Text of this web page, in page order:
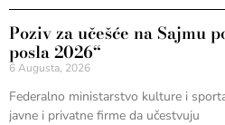
Poziv za učešće na Sajmu
posla 2026“
6 Augusta, 2026
Federalno ministarstvo kulture i
javne i privatne firme da učestvuju